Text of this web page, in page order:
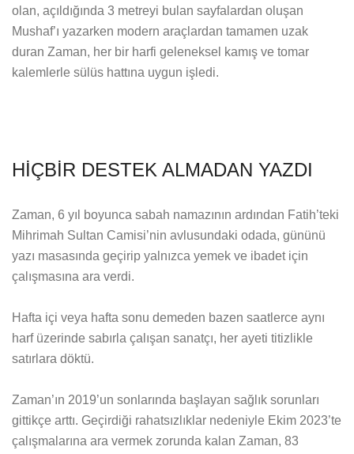
olan, açıldığında 3 metreyi bulan sayfalardan oluşan
Mushaf’ı yazarken modern araçlardan tamamen uzak
duran Zaman, her bir harfi geleneksel kamış ve tomar
kalemlerle sülüs hattına uygun işledi.
HİÇBİR DESTEK ALMADAN YAZDI
Zaman, 6 yıl boyunca sabah namazının ardından Fatih’teki
Mihrimah Sultan Camisi’nin avlusundaki odada, gününü
yazı masasında geçirip yalnızca yemek ve ibadet için
çalışmasına ara verdi.
Hafta içi veya hafta sonu demeden bazen saatlerce aynı
harf üzerinde sabırla çalışan sanatçı, her ayeti titizlikle
satırlara döktü.
Zaman’ın 2019’un sonlarında başlayan sağlık sorunları
gittikçe arttı. Geçirdiği rahatsızlıklar nedeniyle Ekim 2023’te
çalışmalarına ara vermek zorunda kalan Zaman, 83